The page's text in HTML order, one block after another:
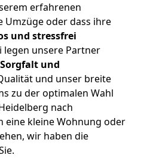
erfahrenen
oder dass ihre
und stressfrei
unsere Partner
Sorgfalt und
und unser breite
zu der optimalen Wahl
nach
eine kleine Wohnung oder
wir haben die